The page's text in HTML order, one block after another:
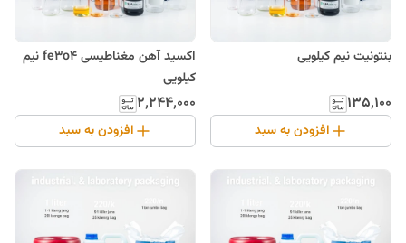
بنتونیت نیم کیلویی
۱۳۵٬۱۰۰
افزودن به سبد
اکسید آهن مغناطیسی fe3o4 نیم
کیلویی
۲٬۲۴۴٬۰۰۰
افزودن به سبد